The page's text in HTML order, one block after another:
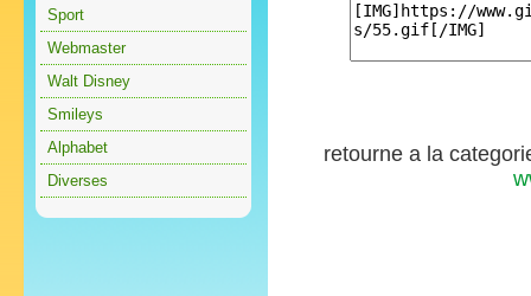
Sport
Webmaster
Walt Disney
Smileys
Alphabet
Diverses
retourne a la